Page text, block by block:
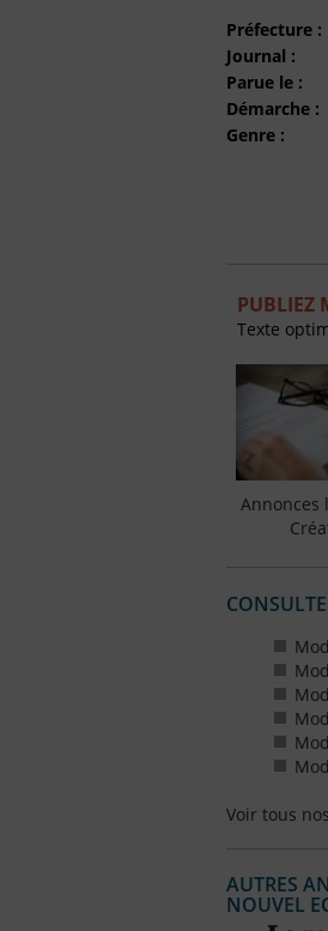
Préfecture :
Journal :
Parue le :
Démarche :
Genre :
PUBLIEZ
Texte
Annonces
Voir tous
AUTRES
NOUVEL